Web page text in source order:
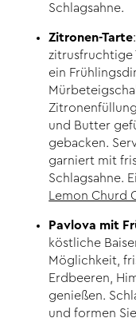
Schlagsahne.
Zitronen-Tarte
zitrusfruchtige
ein
und Butter
gebacken.
garniert mit
Schlagsahne.
Lemon Churd
Pavlova mit
köstliche
Möglichkeit,
Erdbeeren,
genießen.
und formen